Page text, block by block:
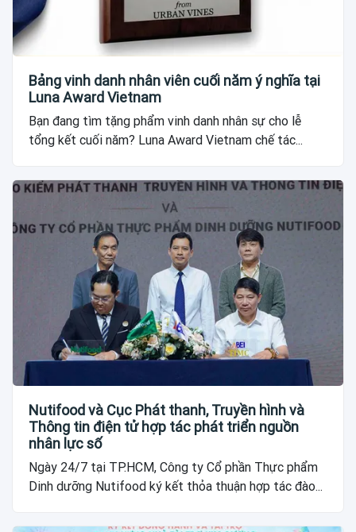
Bảng vinh danh nhân viên cuối năm ý nghĩa tại
Luna Award Vietnam
Bạn đang tìm tặng phẩm vinh danh nhân sự cho lễ
tổng kết cuối năm? Luna Award Vietnam chế tác...
Nutifood và Cục Phát thanh, Truyền hình và
Thông tin điện tử hợp tác phát triển nguồn
nhân lực số
Ngày 24/7 tại TP.HCM, Công ty Cổ phần Thực phẩm
Dinh dưỡng Nutifood ký kết thỏa thuận hợp tác đào...